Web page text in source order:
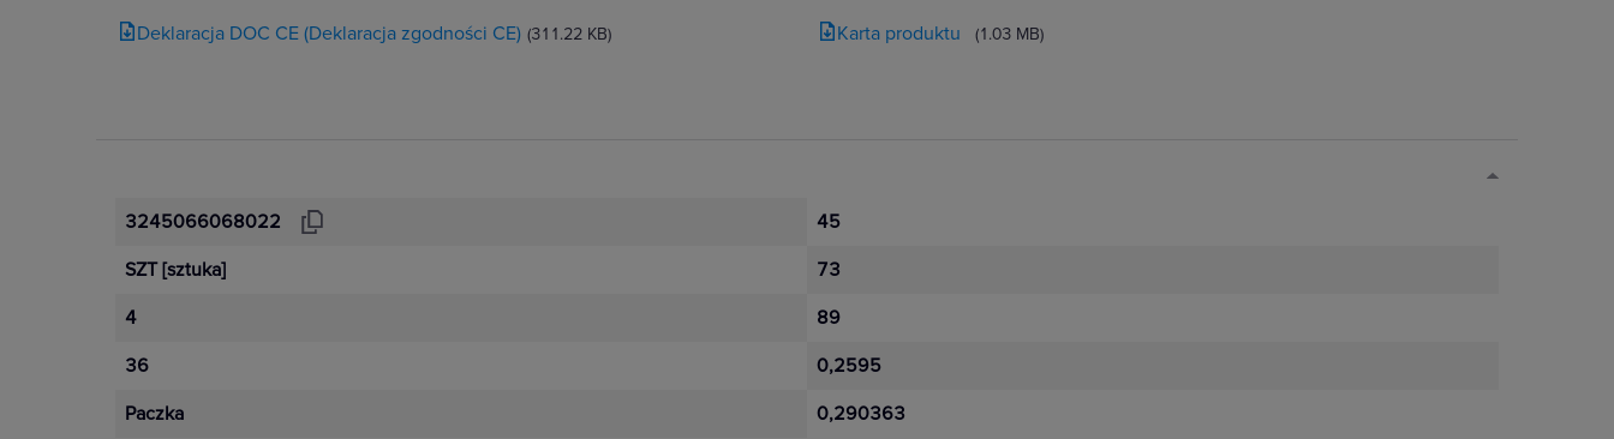
Deklaracja DOC CE (Deklaracja zgodności CE) (311.22 KB) Karta produktu (1.03 MB)
3245066068022
SZT [sztuka]
4
36
Paczka
45
73
89
0,2595
0,290363